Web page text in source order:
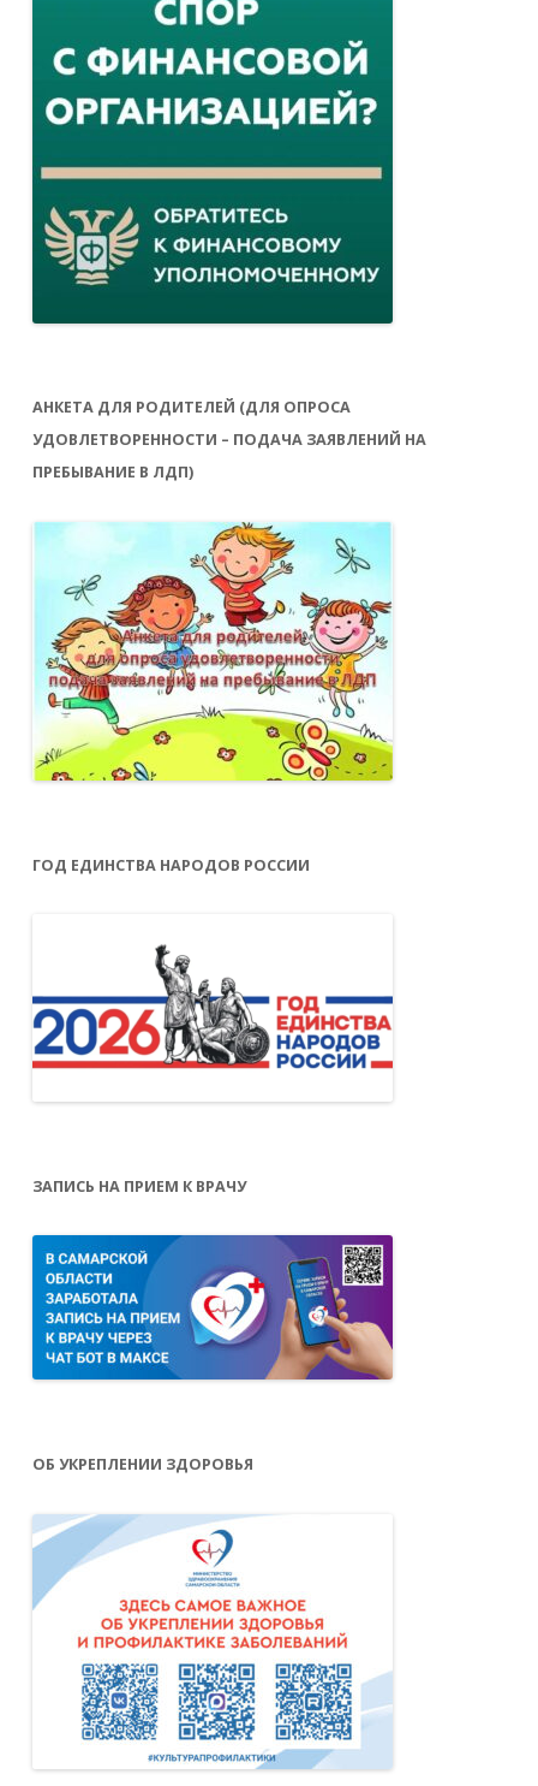
АНКЕТА ДЛЯ РОДИТЕЛЕЙ (ДЛЯ ОПРОСА
УДОВЛЕТВОРЕННОСТИ – ПОДАЧА ЗАЯВЛЕНИЙ НА
ПРЕБЫВАНИЕ В ЛДП)
ГОД ЕДИНСТВА НАРОДОВ РОССИИ
ЗАПИСЬ НА ПРИЕМ К ВРАЧУ
ОБ УКРЕПЛЕНИИ ЗДОРОВЬЯ